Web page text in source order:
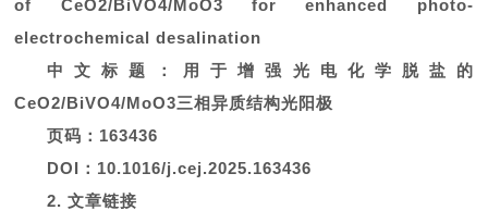
of CeO2/BiVO4/MoO3 for enhanced photo-
electrochemical desalination
中文标题：用于增强光电化学脱盐的
CeO2/BiVO4/MoO3三相异质结构光阳极
页码：163436
DOI：10.1016/j.cej.2025.163436
2. 文章链接